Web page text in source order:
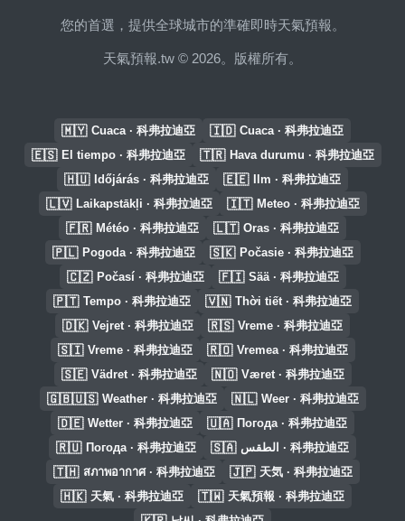
您的首選，提供全球城市的準確即時天氣預報。
天氣預報.tw © 2026。版權所有。
🇲🇾 Cuaca · 科弗拉迪亞 🇮🇩 Cuaca · 科弗拉迪亞
🇪🇸 El tiempo · 科弗拉迪亞 🇹🇷 Hava durumu · 科弗拉迪亞
🇭🇺 Időjárás · 科弗拉迪亞 🇪🇪 Ilm · 科弗拉迪亞
🇱🇻 Laikapstākļi · 科弗拉迪亞 🇮🇹 Meteo · 科弗拉迪亞
🇫🇷 Météo · 科弗拉迪亞 🇱🇹 Oras · 科弗拉迪亞
🇵🇱 Pogoda · 科弗拉迪亞 🇸🇰 Počasie · 科弗拉迪亞
🇨🇿 Počasí · 科弗拉迪亞 🇫🇮 Sää · 科弗拉迪亞
🇵🇹 Tempo · 科弗拉迪亞 🇻🇳 Thời tiết · 科弗拉迪亞
🇩🇰 Vejret · 科弗拉迪亞 🇷🇸 Vreme · 科弗拉迪亞
🇸🇮 Vreme · 科弗拉迪亞 🇷🇴 Vremea · 科弗拉迪亞
🇸🇪 Vädret · 科弗拉迪亞 🇳🇴 Været · 科弗拉迪亞
🇬🇧🇺🇸 Weather · 科弗拉迪亞 🇳🇱 Weer · 科弗拉迪亞
🇩🇪 Wetter · 科弗拉迪亞 🇺🇦 Погода · 科弗拉迪亞
🇷🇺 Погода · 科弗拉迪亞 🇸🇦 الطقس · 科弗拉迪亞
🇹🇭 สภาพอากาศ · 科弗拉迪亞 🇯🇵 天気 · 科弗拉迪亞
🇭🇰 天氣 · 科弗拉迪亞 🇹🇼 天氣預報 · 科弗拉迪亞